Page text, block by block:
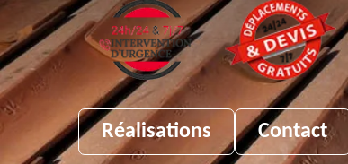
Réalisations Contact